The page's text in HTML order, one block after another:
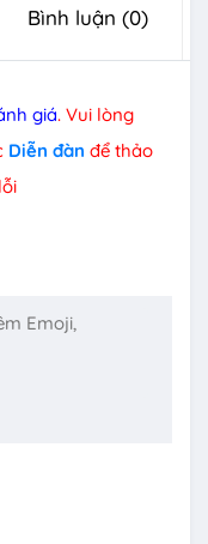
Bình luận (0)
giá. Vui lòng
Diễn đàn để thảo